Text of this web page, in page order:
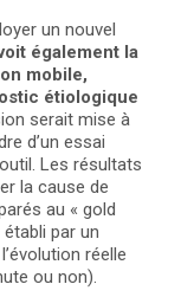
un nouvel
également la
mobile,
étiologique
serait mise à
d’un essai
Les résultats
la cause de
au « gold
par un
réelle
ou non).